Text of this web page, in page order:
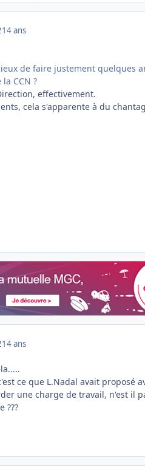
14 ans
de faire justement quelques
CCN ?
effectivement.
cela s'apparente à du
14 ans
ce que L.Nadal avait proposé
une charge de travail, n'est il
???